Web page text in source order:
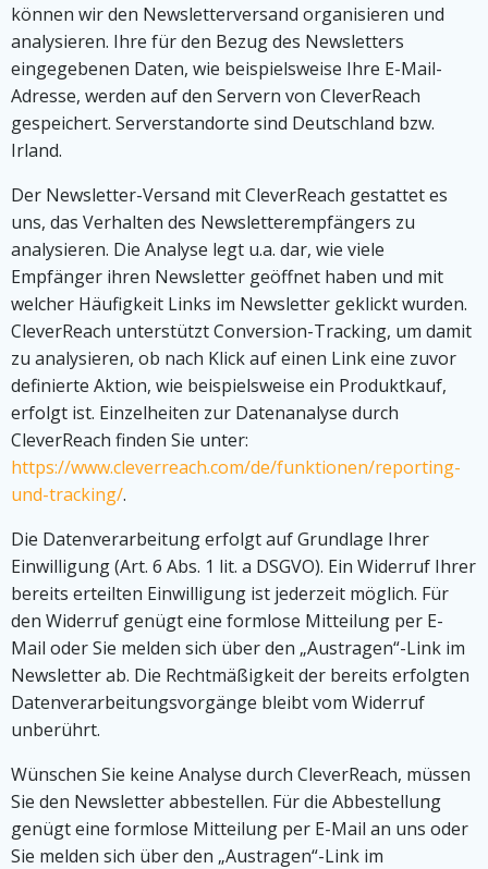
können wir den Newsletterversand organisieren und
analysieren. Ihre für den Bezug des Newsletters
eingegebenen Daten, wie beispielsweise Ihre E-Mail-
Adresse, werden auf den Servern von CleverReach
gespeichert. Serverstandorte sind Deutschland bzw.
Irland.
Der Newsletter-Versand mit CleverReach gestattet es
uns, das Verhalten des Newsletterempfängers zu
analysieren. Die Analyse legt u.a. dar, wie viele
Empfänger ihren Newsletter geöffnet haben und mit
welcher Häufigkeit Links im Newsletter geklickt wurden.
CleverReach unterstützt Conversion-Tracking, um damit
zu analysieren, ob nach Klick auf einen Link eine zuvor
definierte Aktion, wie beispielsweise ein Produktkauf,
erfolgt ist. Einzelheiten zur Datenanalyse durch
CleverReach finden Sie unter:
https://www.cleverreach.com/de/funktionen/reporting-
und-tracking/.
Die Datenverarbeitung erfolgt auf Grundlage Ihrer
Einwilligung (Art. 6 Abs. 1 lit. a DSGVO). Ein Widerruf Ihrer
bereits erteilten Einwilligung ist jederzeit möglich. Für
den Widerruf genügt eine formlose Mitteilung per E-
Mail oder Sie melden sich über den „Austragen“-Link im
Newsletter ab. Die Rechtmäßigkeit der bereits erfolgten
Datenverarbeitungsvorgänge bleibt vom Widerruf
unberührt.
Wünschen Sie keine Analyse durch CleverReach, müssen
Sie den Newsletter abbestellen. Für die Abbestellung
genügt eine formlose Mitteilung per E-Mail an uns oder
Sie melden sich über den „Austragen“-Link im